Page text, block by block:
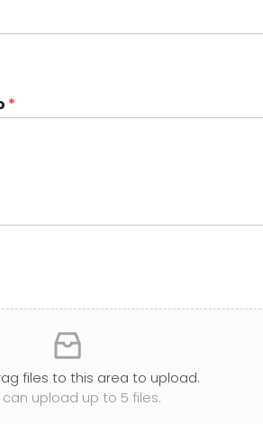
*
files to this area to upload.
can upload up to 5 files.